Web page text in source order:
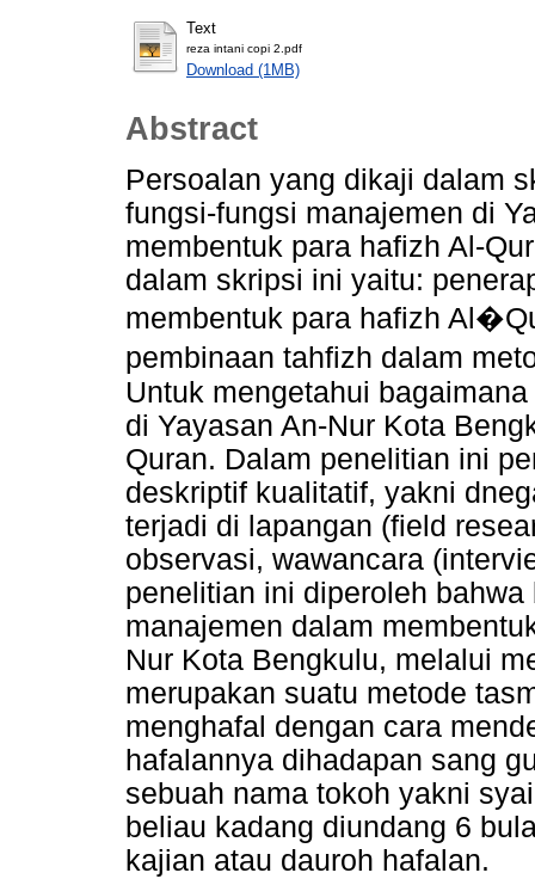
Text
reza intani copi 2.pdf
Download (1MB)
Abstract
Persoalan yang dikaji dalam
fungsi-fungsi manajemen di
membentuk para hafizh Al-
dalam skripsi ini yaitu:
membentuk para hafizh
pembinaan tahfizh dalam
Untuk mengetahui
di Yayasan An-Nur Kota
Quran. Dalam penelitian ini
deskriptif kualitatif, yakni
terjadi di lapangan (field
observasi, wawancara
penelitian ini diperoleh
manajemen dalam
Nur Kota Bengkulu, melalui
merupakan suatu metode
menghafal dengan cara
hafalannya dihadapan sang
sebuah nama tokoh yakni
beliau kadang diundang 6
kajian atau dauroh hafalan.